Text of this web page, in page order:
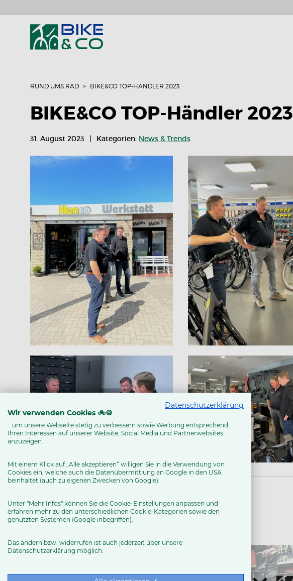
RUND UMS RAD BIKE&CO TOP-HÄNDLER 2023
BIKE&CO TOP-Händler 2023
31. August 2023 Kategorien: News & Trends
Weitere Neuigkeiten
Datenschutzerklärung
Wir verwenden Cookies 🚲🍪
...um unsere Webseite stetig zu verbessern sowie Werbung entsprechend
Ihren Interessen auf unserer Website, Social Media und Partnerwebsites
anzuzeigen.
Mit einem Klick auf „Alle akzeptieren“ willigen Sie in die Verwendung von
Cookies ein, welche auch die Datenübermittlung an Google in den USA
beinhaltet (auch zu eigenen Zwecken von Google).
Unter "Mehr Infos" können Sie die Cookie-Einstellungen anpassen und
erfahren mehr zu den unterschiedlichen Cookie-Kategorien sowie den
genutzten Systemen (Google inbegriffen).
Das ändern bzw. widerrufen ist auch jederzeit über unsere
Datenschutzerklärung möglich.